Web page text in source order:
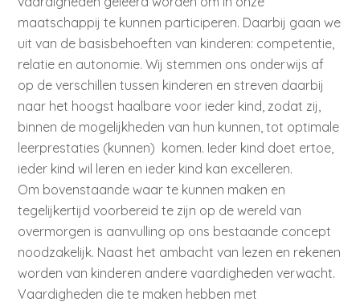
maatschappij te kunnen participeren. Daarbij gaan we
uit van de basisbehoeften van kinderen: competentie,
relatie en autonomie. Wij stemmen ons onderwijs af
op de verschillen tussen kinderen en streven daarbij
naar het hoogst haalbare voor ieder kind, zodat zij,
binnen de mogelijkheden van hun kunnen, tot optimale
leerprestaties (kunnen) komen. Ieder kind doet ertoe,
ieder kind wil leren en ieder kind kan excelleren.
Om bovenstaande waar te kunnen maken en
tegelijkertijd voorbereid te zijn op de wereld van
overmorgen is aanvulling op ons bestaande concept
noodzakelijk. Naast het ambacht van lezen en rekenen
worden van kinderen andere vaardigheden verwacht.
Vaardigheden die te maken hebben met